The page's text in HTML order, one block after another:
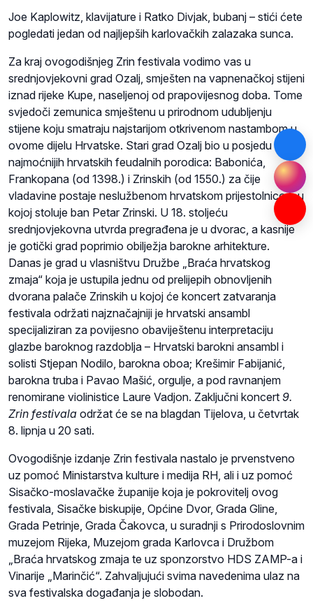
Joe Kaplowitz, klavijature i Ratko Divjak, bubanj – stići ćete
pogledati jedan od najljepših karlovačkih zalazaka sunca.
Za kraj ovogodišnjeg Zrin festivala vodimo vas u
srednjovjekovni grad Ozalj, smješten na vapnenačkoj stijeni
iznad rijeke Kupe, naseljenoj od prapovijesnog doba. Tome
svjedoči zemunica smještenu u prirodnom udubljenju
stijene koju smatraju najstarijom otkrivenom nastambom u
ovome dijelu Hrvatske. Stari grad Ozalj bio u posjedu triju
najmoćnijih hrvatskih feudalnih porodica: Babonića,
Frankopana (od 1398.) i Zrinskih (od 1550.) za čije
vladavine postaje neslužbenom hrvatskom prijestolnicom u
kojoj stoluje ban Petar Zrinski. U 18. stoljeću
srednjovjekovna utvrda pregrađena je u dvorac, a kasnije
je gotički grad poprimio obilježja barokne arhitekture.
Danas je grad u vlasništvu Družbe „Braća hrvatskog
zmaja“ koja je ustupila jednu od prelijepih obnovljenih
dvorana palače Zrinskih u kojoj će koncert zatvaranja
festivala održati najznačajniji je hrvatski ansambl
specijaliziran za povijesno obaviještenu interpretaciju
glazbe baroknog razdoblja – Hrvatski barokni ansambl i
solisti Stjepan Nodilo, barokna oboa; Krešimir Fabijanić,
barokna truba i Pavao Mašić, orgulje, a pod ravnanjem
renomirane violinistice Laure Vadjon. Zaključni koncert 9.
Zrin festivala održat će se na blagdan Tijelova, u četvrtak
8. lipnja u 20 sati.
Ovogodišnje izdanje Zrin festivala nastalo je prvenstveno
uz pomoć Ministarstva kulture i medija RH, ali i uz pomoć
Sisačko-moslavačke županije koja je pokrovitelj ovog
festivala, Sisačke biskupije, Općine Dvor, Grada Gline,
Grada Petrinje, Grada Čakovca, u suradnji s Prirodoslovnim
muzejom Rijeka, Muzejom grada Karlovca i Družbom
„Braća hrvatskog zmaja te uz sponzorstvo HDS ZAMP-a i
Vinarije „Marinčić“. Zahvaljujući svima navedenima ulaz na
sva festivalska događanja je slobodan.